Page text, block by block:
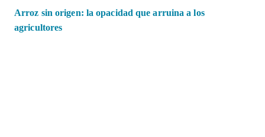
Arroz sin origen: la opacidad que arruina a los
agricultores